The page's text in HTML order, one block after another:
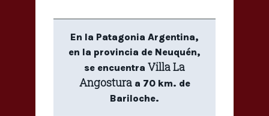
En la Patagonia Argentina,
en la provincia de Neuquén,
se encuentra Villa La
Angostura a 70 km. de
Bariloche.